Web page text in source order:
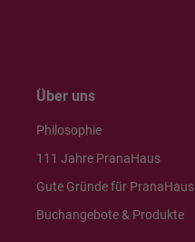
Über uns
Philosophie
111 Jahre PranaHaus
Gute Gründe für PranaHaus
Buchangebote & Produkte